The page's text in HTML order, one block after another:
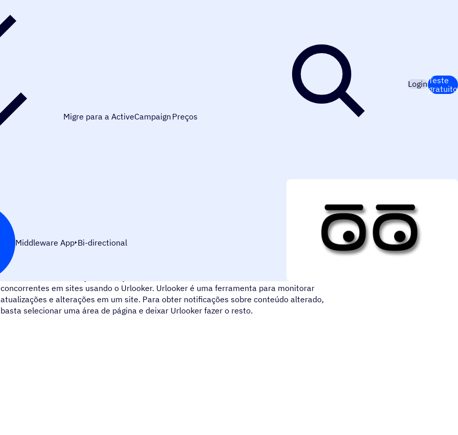
Migre para a ActiveCampaign Preços
LoginTeste
gratuito
Middleware App Bi-directional
concorrentes em sites usando o Urlooker. Urlooker é uma ferramenta para monitorar
atualizações e alterações em um site. Para obter notificações sobre conteúdo alterado,
basta selecionar uma área de página e deixar Urlooker fazer o resto.